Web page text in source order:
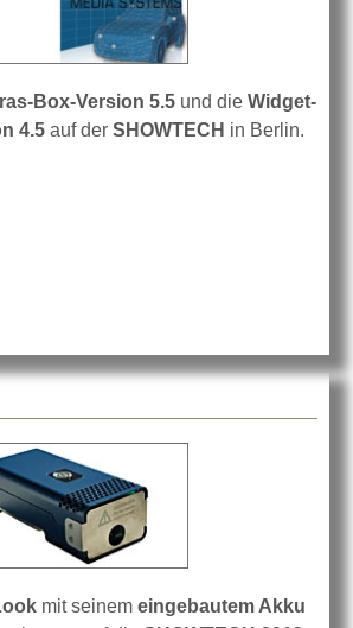
Box-Version 5.5 und die Widget-
4.5 auf der SHOWTECH in Berlin.
mit seinem eingebautem Akku